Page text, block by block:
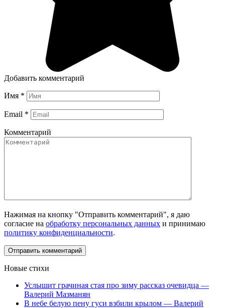
Добавить комментарий
Имя *
Email *
Комментарий
Нажимая на кнопку "Отправить комментарий", я даю
согласие на обработку персональных данных и принимаю
политику конфиденциальности.
Новые стихи
Услышит грачиная стая про зиму рассказ очевидца —
Валерий Мазманян
В небе белую пену гуси взбили крылом — Валерий